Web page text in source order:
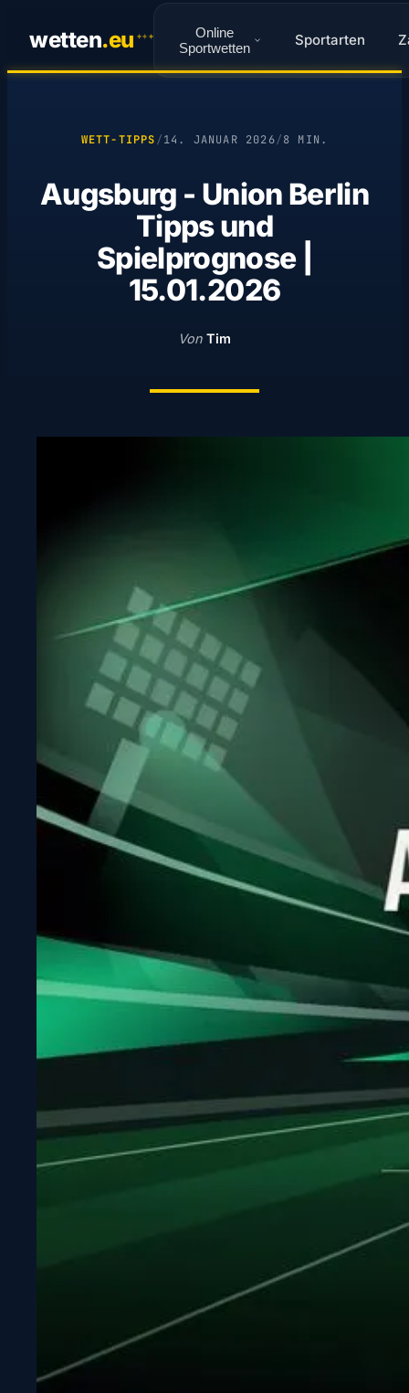
wetten.eu ✦✦ ✦
Online
Sportwetten
Sportarten
WETT-TIPPS/14. JANUAR 2026/8 MIN.
Augsburg - Union Berlin
Tipps und
Spielprognose |
15.01.2026
Von Tim